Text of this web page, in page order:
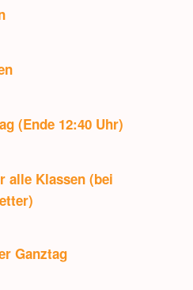
(Ende 12:40 Uhr)
alle Klassen (bei
Ganztag